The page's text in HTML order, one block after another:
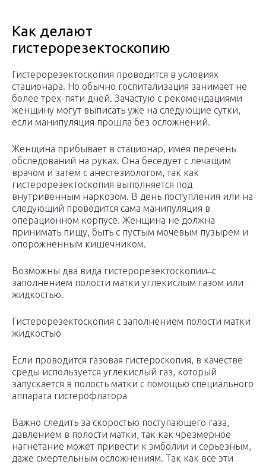
Как делают
гистерорезектоскопию
Гистерорезектоскопия проводится в условиях
стационара. Но обычно госпитализация занимает не
более трех-пяти дней. Зачастую с рекомендациями
женщину могут выписать уже на следующие сутки,
если манипуляция прошла без осложнений.
Женщина прибывает в стационар, имея перечень
обследований на руках. Она беседует с лечащим
врачом и затем с анестезиологом, так как
гистерорезектоскопия выполняется под
внутривенным наркозом. В день поступления или на
следующий проводится сама манипуляция в
операционном корпусе. Женщина не должна
принимать пищу, быть с пустым мочевым пузырем и
опорожненным кишечником.
Возможны два вида гистерорезектоскопии ̶ с
заполнением полости матки углекислым газом или
жидкостью.
Гистерорезектоскопия с заполнением полости матки
жидкостью
Если проводится газовая гистероскопия, в качестве
среды используется углекислый газ, который
запускается в полость матки с помощью специального
аппарата гистерофлатора
Важно следить за скоростью поступающего газа,
давлением в полости матки, так как чрезмерное
нагнетание может привести к эмболии и серьезным,
даже смертельным осложнениям. Так как все эти